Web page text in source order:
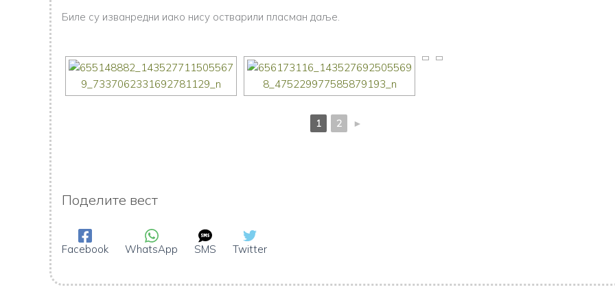
Биле су изванредни иако нису остварили пласман даље.
1 2 ►
Поделите вест
Facebook WhatsApp SMS Twitter